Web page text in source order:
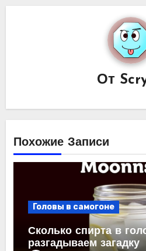
От
Похожие Записи
Головы в самогоне
Сколько спирта в
разгадываем загадку